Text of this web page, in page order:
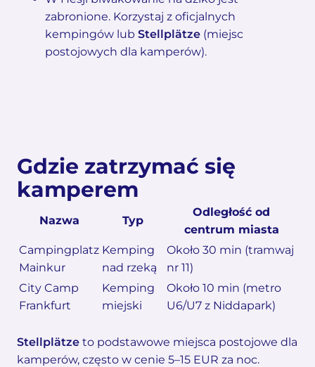
zabronione. Korzystaj z oficjalnych
kempingów lub Stellplätze (miejsc
postojowych dla kamperów).
Gdzie zatrzymać się
kamperem
Nazwa Typ
Odległość od
centrum miasta
Campingplatz
Mainkur
Kemping
nad rzeką
Około 30 min (tramwaj
nr 11)
City Camp
Frankfurt
Kemping
miejski
Około 10 min (metro
U6/U7 z Niddapark)
Stellplätze to podstawowe miejsca postojowe dla
kamperów, często w cenie 5–15 EUR za noc.